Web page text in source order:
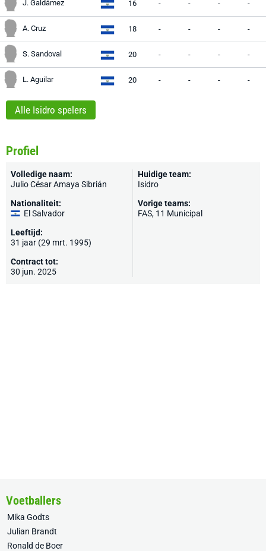
J. Galdámez 16 - - - -
A. Cruz 18 - - - -
S. Sandoval 20 - - - -
L. Aguilar 20 - - - -
Alle Isidro spelers
Profiel
Volledige naam:
Julio César Amaya Sibrián
Nationaliteit:
El Salvador
Leeftijd:
31 jaar (29 mrt. 1995)
Contract tot:
30 jun. 2025
Huidige team:
Isidro
Vorige teams:
FAS, 11 Municipal
Voetballers
Mika Godts
Julian Brandt
Ronald de Boer